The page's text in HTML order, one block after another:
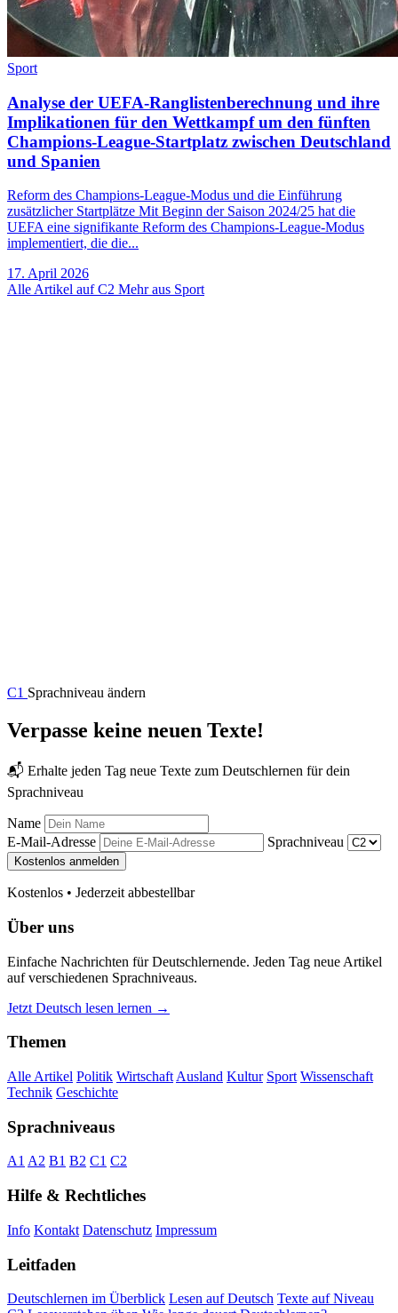
Sport
Analyse der UEFA-Ranglistenberechnung und ihre
Implikationen für den Wettkampf um den fünften
Champions-League-Startplatz zwischen Deutschland
und Spanien
Reform des Champions-League-Modus und die Einführung
zusätzlicher Startplätze Mit Beginn der Saison 2024/25 hat die
UEFA eine signifikante Reform des Champions-League-Modus
implementiert, die die...
17. April 2026
Alle Artikel auf C2 Mehr aus Sport
C1 Sprachniveau ändern
Verpasse keine neuen Texte!
📬 Erhalte jeden Tag neue Texte zum Deutschlernen für dein
Sprachniveau
Name
E-Mail-Adresse
Sprachniveau
Kostenlos anmelden
Kostenlos • Jederzeit abbestellbar
Über uns
Einfache Nachrichten für Deutschlernende. Jeden Tag neue Artikel
auf verschiedenen Sprachniveaus.
Jetzt Deutsch lesen lernen →
Themen
Alle Artikel Politik Wirtschaft Ausland Kultur Sport Wissenschaft
Technik Geschichte
Sprachniveaus
A1 A2 B1 B2 C1 C2
Hilfe & Rechtliches
Info Kontakt Datenschutz Impressum
Leitfaden
Deutschlernen im Überblick Lesen auf Deutsch Texte auf Niveau